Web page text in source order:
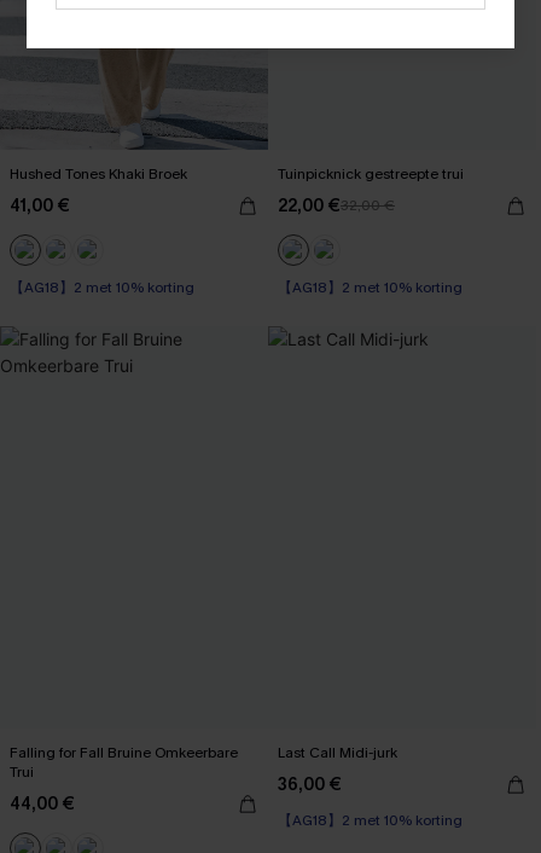
Hushed Tones Khaki Broek
41,00 €
【AG18】2 met 10% korting
Tuinpicknick gestreepte trui
22,00 €32,00 €
【AG18】2 met 10% korting
Falling for Fall Bruine Omkeerbare
Trui
44,00 €
Last Call Midi-jurk
36,00 €
【AG18】2 met 10% korting